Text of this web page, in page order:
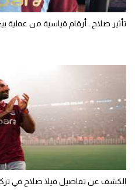
تأثير صلاح.. أرقام قياسية من
الكشف عن تفاصيل فيلا صلاح في